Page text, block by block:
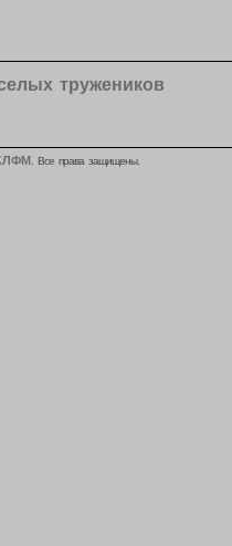
тружеников
. Все права защищены.